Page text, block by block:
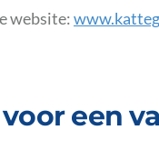
website:
een